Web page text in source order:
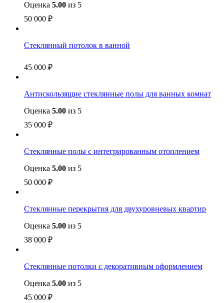
Оценка 5.00 из 5
50 000 ₽
Стеклянный потолок в ванной
45 000 ₽
Антискользящие стеклянные полы для ванных комнат
Оценка 5.00 из 5
35 000 ₽
Стеклянные полы с интегрированным отоплением
Оценка 5.00 из 5
50 000 ₽
Стеклянные перекрытия для двухуровневых квартир
Оценка 5.00 из 5
38 000 ₽
Стеклянные потолки с декоративным оформлением
Оценка 5.00 из 5
45 000 ₽